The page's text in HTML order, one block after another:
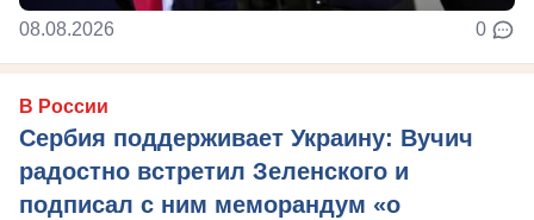
08.08.2026 0
В России
Сербия поддерживает Украину: Вучич
радостно встретил Зеленского и
подписал с ним меморандум «о